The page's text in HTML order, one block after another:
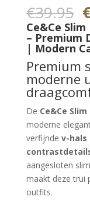
gebaseerd
klantbeoorde
ling
€39.95
Ce&Ce
– Premium
| Modern
Premium
moderne
De Ce&Ce
moderne
verfijnde v-hals
aangesloten
maakt deze trui
outfits.